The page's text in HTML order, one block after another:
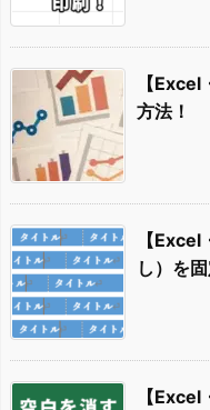
【
方法！
【
し）を
【